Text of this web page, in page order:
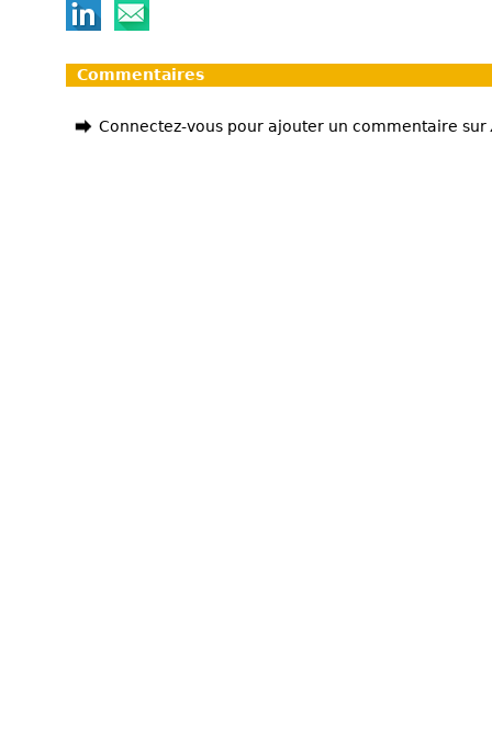
Commentaires
Connectez-vous pour ajouter un commentaire sur